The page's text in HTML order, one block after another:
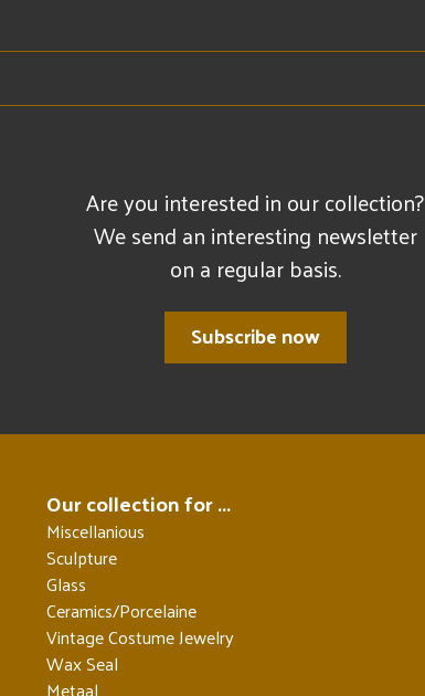
Are you interested in our collection?
We send an interesting newsletter
on a regular basis.
Subscribe now
Our collection for ...
Miscellanious
Sculpture
Glass
Ceramics/Porcelaine
Vintage Costume Jewelry
Wax Seal